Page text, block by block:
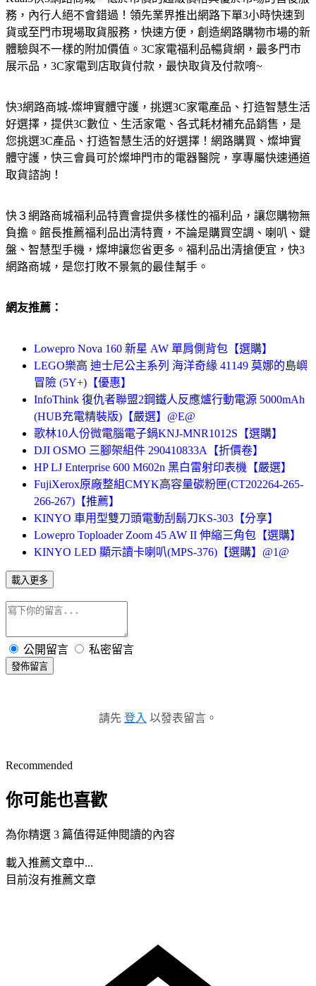
務，內行人絕不會錯過！領先業界推出網路下單3小時快速到
貨或至門市現場取貨服務，快速方便，創造網路購物市場的新
體驗與不一樣的附加價值。3C家電福利品暢貨網，最多門市
展示品，3C家電到店取貨付款，最快取貨及付款唷~
快3網路商城-燦坤實體守護，挑選3C家電產品、打造智慧生活
好選擇，提供3C數位、生活家電、各式耗材補充品銷售，是
您挑選3C產品、打造智慧生活的好選擇！網路購買、燦坤實
體守護，快三會員可於燦坤門市的電器醫院，享專屬快速通道
取貨諮詢！
快３網路商城福利品特賣會提供多樣性的福利品，讓您購物無
負擔。館長推薦福利品出清特賣，不論是購買空調、喇叭、鍵
盤、智慧型手機，燦坤讓您省更多。福利品出清搶便宜，快3
網路商城，是您打敗不景氣的最佳幫手。
網友推薦：
Lowepro Nova 160 新星 AW 單肩側背包【選購】
LEGO樂高 迪士尼公主系列 海洋奇緣 41149 莫娜的島嶼
冒險 (5Y+)【優惠】
InfoThink 復仇者聯盟2鋼鐵人反應爐行動電源 5000mAh
(HUB充電精裝版)【嚴選】@E@
歌林10人份微電腦電子鍋KNJ-MNR1012S【選購】
DJI OSMO 三腳架組件 290410833A【折價卷】
HP LJ Enterprise 600 M602n 黑白雷射印表機【嚴選】
FujiXerox原廠整組CMYK高容量碳粉匣(CT202264-265-
266-267)【推薦】
KINYO 車用型雙刀頭電動刮鬍刀KS-303【分享】
Lowepro Toploader Zoom 45 AW II 伸縮三角包【選購】
KINYO LED 顯示讀卡喇叭(MPS-376)【選購】@1@
載入更多
公開留言 私密留言
發佈留言
請先 登入 以發表留言。
Recommended
你可能也喜歡
為你精選 3 篇值得延伸閱讀的內容
載入推薦文章中...
目前沒有推薦文章